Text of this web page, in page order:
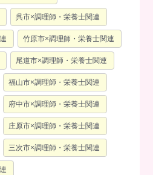
呉市×調理師・栄養士関連
竹原市×調理師・栄養士関連
尾道市×調理師・栄養士関連
福山市×調理師・栄養士関連
府中市×調理師・栄養士関連
庄原市×調理師・栄養士関連
三次市×調理師・栄養士関連